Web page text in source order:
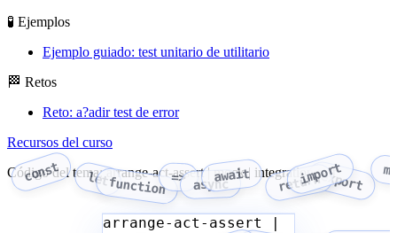
🧪 Ejemplos
Ejemplo guiado: test unitario de utilitario
🏁 Retos
Reto: a?adir test de error
Recursos del curso
Código del tema: arrange-act-assert | mock | integration test
const letfunction => asyncawait returnimportexport
arrange-act-assert |